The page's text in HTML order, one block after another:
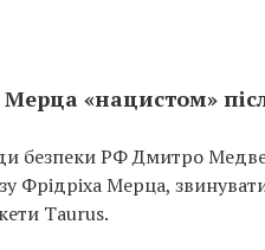
«нацистом»
безпеки РФ Дмитро
Фрідріха Мерца,
Taurus.